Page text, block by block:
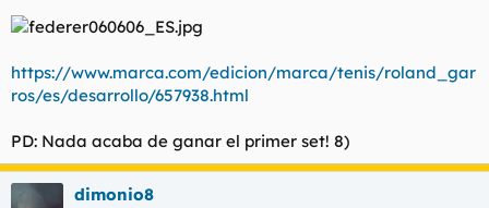
https://www.marca.com/edicion/marca/tenis/roland_gar
ros/es/desarrollo/657938.html
PD: Nada acaba de ganar el primer set! 8)
dimonio8